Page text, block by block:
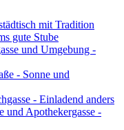
mit Tradition
gute Stube
und Umgebung -
- Sonne und
- Einladend anders
und Apothekergasse -